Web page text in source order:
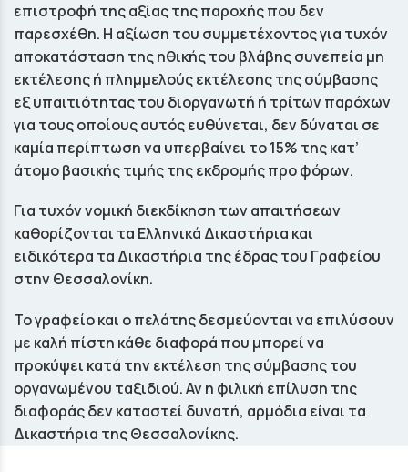
επιστροφή της αξίας της παροχής που δεν
παρεσχέθη. Η αξίωση του συμμετέχοντος για τυχόν
αποκατάσταση της ηθικής του βλάβης συνεπεία μη
εκτέλεσης ή πλημμελούς εκτέλεσης της σύμβασης
εξ υπαιτιότητας του διοργανωτή ή τρίτων παρόχων
για τους οποίους αυτός ευθύνεται, δεν δύναται σε
καμία περίπτωση να υπερβαίνει το 15% της κατ’
άτομο βασικής τιμής της εκδρομής προ φόρων.
Για τυχόν νομική διεκδίκηση των απαιτήσεων
καθορίζονται τα Ελληνικά Δικαστήρια και
ειδικότερα τα Δικαστήρια της έδρας του Γραφείου
στην Θεσσαλονίκη.
Το γραφείο και ο πελάτης δεσµεύονται να επιλύσουν
µε καλή πίστη κάθε διαφορά που µπορεί να
προκύψει κατά την εκτέλεση της σύµβασης του
οργανωµένου ταξιδιού. Αν η φιλική επίλυση της
διαφοράς δεν καταστεί δυνατή, αρµόδια είναι τα
Δικαστήρια της Θεσσαλονίκης.